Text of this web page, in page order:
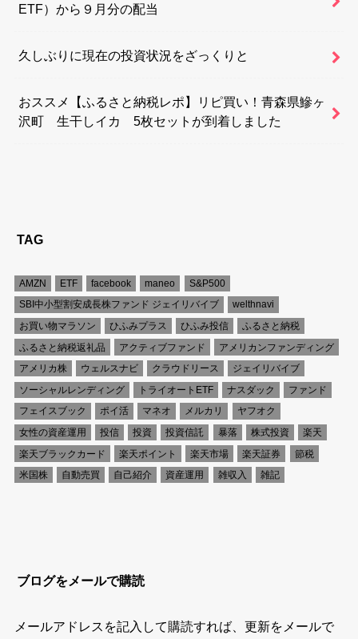
ETF）から９月分の配当
久しぶりに現在の投資状況をざっくりと
おススメ【ふるさと納税レポ】リピ買い！青森県鰺ヶ
沢町 生干しイカ 5枚セットが到着しました
TAG
AMZN ETF facebook maneo
S&P500
SBI中小型割安成長株ファンド ジェイリバイブ
welthnavi
お買い物マラソン
ひふみプラス ひふみ投信
ふるさと納税
ふるさと納税返礼品
アクティブファンド
アメリカンファンディング
アメリカ株
ウェルスナビ クラウドリース
ジェイリバイブ
ソーシャルレンディング
トライオートETF ナスダック
ファンド
フェイスブック
ポイ活 マネオ メルカリ
ヤフオク
女性の資産運用
投信 投資 投資信託 暴落 株式投資
楽天
楽天ブラックカード
楽天ポイント 楽天市場 楽天証券
節税
米国株
自動売買 自己紹介 資産運用 雑収入 雑記
ブログをメールで購読
メールアドレスを記入して購読すれば、更新をメールで